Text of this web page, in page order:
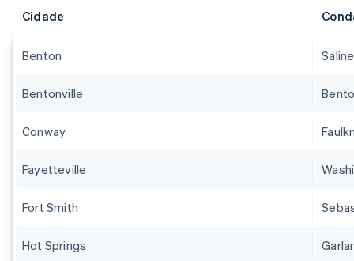
Cidade
Benton Saline
Bentonville
Conway
Fayetteville
Fort Smith
Hot Springs